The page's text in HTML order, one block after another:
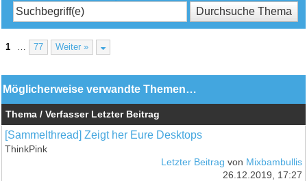
1 77 Weiter »
Möglicherweise verwandte Themen…
Thema / Verfasser Letzter Beitrag
[Sammelthread] Zeigt her Eure Desktops
ThinkPink
Letzter Beitrag von Mixbambullis
26.12.2019, 17:27